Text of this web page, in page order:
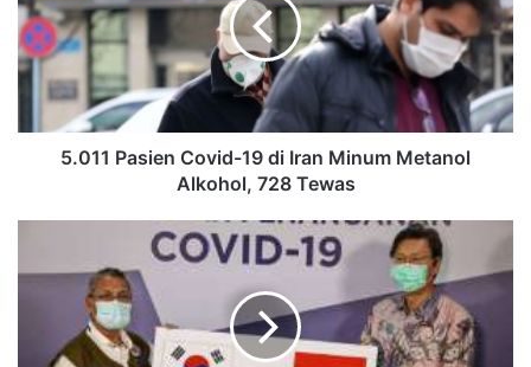
5.011 Pasien Covid-19 di Iran Minum Metanol
Alkohol, 728 Tewas